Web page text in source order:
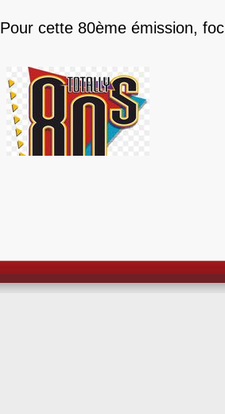
Pour cette 80ème émission,